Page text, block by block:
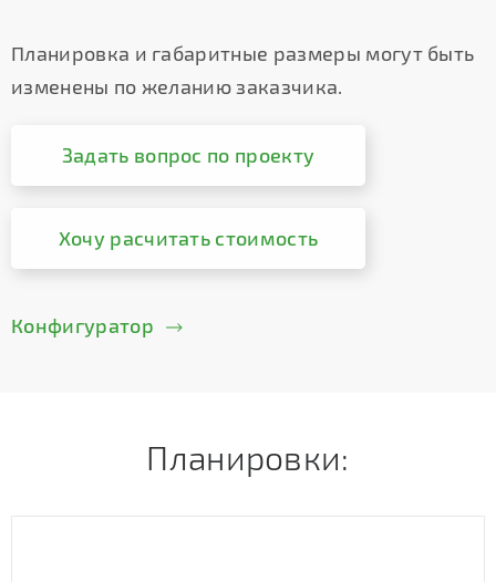
Планировка и габаритные размеры могут быть
изменены по желанию заказчика.
Задать вопрос по проекту
Хочу расчитать стоимость
Конфигуратор
Планировки: